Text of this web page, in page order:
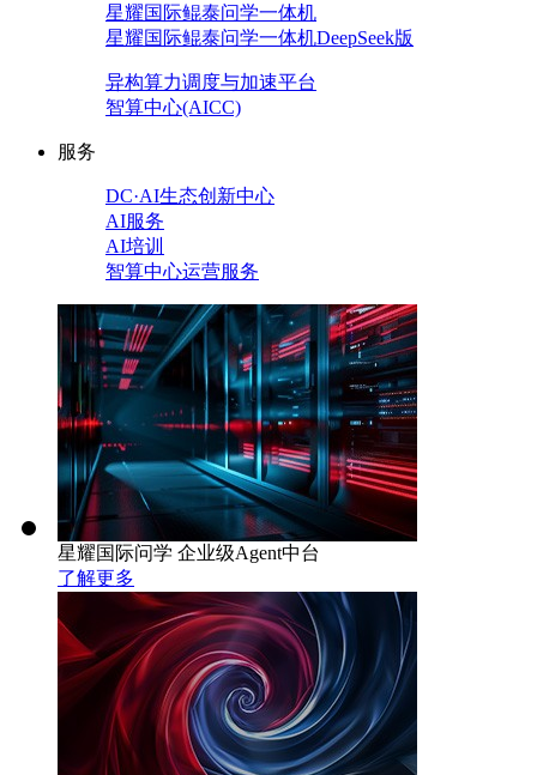
星耀国际鲲泰问学一体机
星耀国际鲲泰问学一体机DeepSeek版
异构算力调度与加速平台
智算中心(AICC)
服务
DC·AI生态创新中心
AI服务
AI培训
智算中心运营服务
星耀国际问学 企业级Agent中台
了解更多